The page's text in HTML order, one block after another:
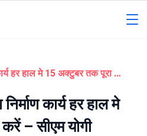
कुशीनगर एयरपोर्ट का निर्माण कार्य हर हाल मे 15 अक्टुबर तक पूरा करें – सीएम योगी
कार्य हर हाल मे
– सीएम योगी